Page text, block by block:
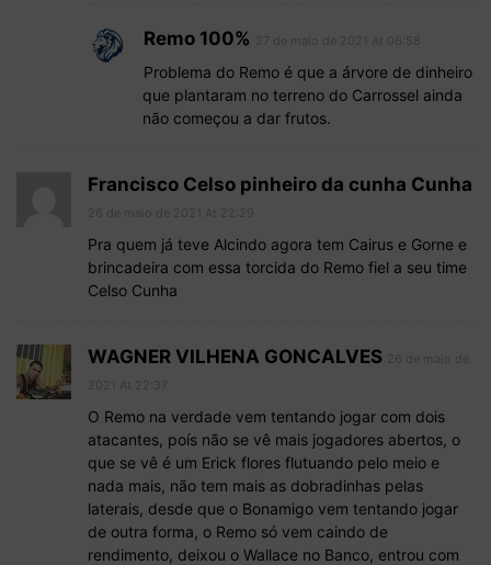
Remo 100%
Problema do Remo é que a árvore de dinheiro
que plantaram no terreno do Carrossel ainda
não começou a dar frutos.
Francisco Celso pinheiro da cunha Cunha
Pra quem já teve Alcindo agora tem Cairus e Gorne e
brincadeira com essa torcida do Remo fiel a seu time
Celso Cunha
WAGNER VILHENA GONCALVES
O Remo na verdade vem tentando jogar com dois
atacantes, poís não se vê mais jogadores abertos, o
que se vê é um Erick flores flutuando pelo meio e
nada mais, não tem mais as dobradinhas pelas
laterais, desde que o Bonamigo vem tentando jogar
de outra forma, o Remo só vem caindo de
rendimento, deixou o Wallace no Banco, entrou com